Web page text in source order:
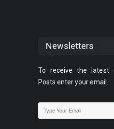
Newsletters
To receive the latest
Posts enter your email.